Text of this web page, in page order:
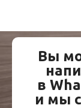
Вы
в
и мы